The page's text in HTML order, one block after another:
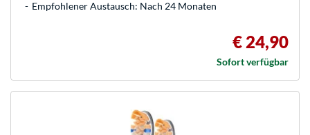
Empfohlener Austausch: Nach 24 Monaten
€ 24,90
Sofort verfügbar